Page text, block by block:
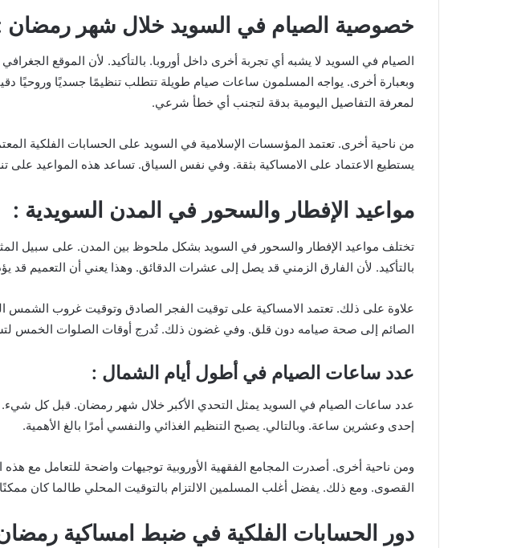
خصوصية الصيام في السويد خلال شهر رمضان
الصيام في السويد لا يشبه أي تجربة أخرى داخل أوروبا. بالتأكيد. لأن الموقع
وبعبارة أخرى. يواجه المسلمون ساعات صيام طويلة تتطلب تنظيمًا جسديًا وروحيًا
لمعرفة التفاصيل اليومية بدقة لتجنب أي خطأ شرعي.
من ناحية أخرى. تعتمد المؤسسات الإسلامية في السويد على الحسابات الفلكية
يستطيع الاعتماد على الامساكية بثقة. وفي نفس السياق. تساعد هذه المواعيد على
مواعيد الإفطار والسحور في المدن السويدية :
تختلف مواعيد الإفطار والسحور في السويد بشكل ملحوظ بين المدن. على سبيل
بالتأكيد. لأن الفارق الزمني قد يصل إلى عشرات الدقائق. وهذا يعني أن التعميم قد
علاوة على ذلك. تعتمد الامساكية على توقيت الفجر الصادق وتوقيت غروب الشمس
الصائم إلى صحة صيامه دون قلق. وفي غضون ذلك. تُدرج أوقات الصلوات الخمس
عدد ساعات الصيام في أطول أيام الشمال :
عدد ساعات الصيام في السويد يمثل التحدي الأكبر خلال شهر رمضان. قبل كل شيء.
إحدى وعشرين ساعة. وبالتالي. يصبح التنظيم الغذائي والنفسي أمرًا بالغ الأهمية.
ومن ناحية أخرى. أصدرت المجامع الفقهية الأوروبية توجيهات واضحة للتعامل مع
القصوى. ومع ذلك. يفضل أغلب المسلمين الالتزام بالتوقيت المحلي طالما كان ممكنًا صحيًا. وبالمثل. تعتمد
دور الحسابات الفلكية في ضبط امساكية رمضان 2026 السويد